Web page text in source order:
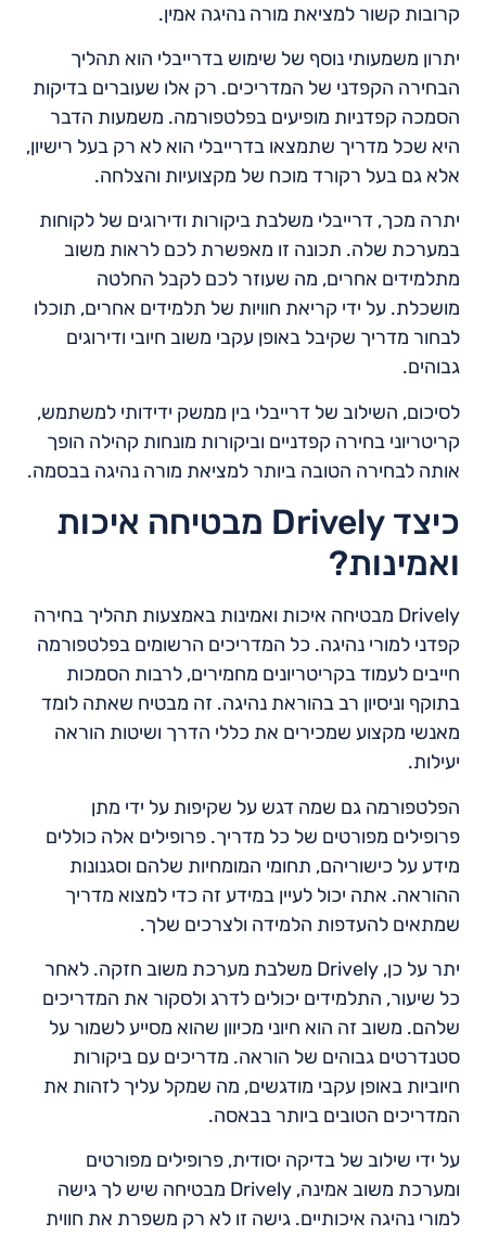
קרובות קשור למציאת מורה נהיגה אמין.
יתרון משמעותי נוסף של שימוש בדרייבלי הוא תהליך
הבחירה הקפדני של המדריכים. רק אלו שעוברים בדיקות
הסמכה קפדניות מופיעים בפלטפורמה. משמעות הדבר
היא שכל מדריך שתמצאו בדרייבלי הוא לא רק בעל רישיון,
אלא גם בעל רקורד מוכח של מקצועיות והצלחה.
יתרה מכך, דרייבלי משלבת ביקורות ודירוגים של לקוחות
במערכת שלה. תכונה זו מאפשרת לכם לראות משוב
מתלמידים אחרים, מה שעוזר לכם לקבל החלטה
מושכלת. על ידי קריאת חוויות של תלמידים אחרים, תוכלו
לבחור מדריך שקיבל באופן עקבי משוב חיובי ודירוגים
גבוהים.
לסיכום, השילוב של דרייבלי בין ממשק ידידותי למשתמש,
קריטריוני בחירה קפדניים וביקורות מונחות קהילה הופך
אותה לבחירה הטובה ביותר למציאת מורה נהיגה בבסמה.
כיצד Drively מבטיחה איכות
ואמינות?
Drively מבטיחה איכות ואמינות באמצעות תהליך בחירה
קפדני למורי נהיגה. כל המדריכים הרשומים בפלטפורמה
חייבים לעמוד בקריטריונים מחמירים, לרבות הסמכות
בתוקף וניסיון רב בהוראת נהיגה. זה מבטיח שאתה לומד
מאנשי מקצוע שמכירים את כללי הדרך ושיטות הוראה
יעילות.
הפלטפורמה גם שמה דגש על שקיפות על ידי מתן
פרופילים מפורטים של כל מדריך. פרופילים אלה כוללים
מידע על כישוריהם, תחומי המומחיות שלהם וסגנונות
ההוראה. אתה יכול לעיין במידע זה כדי למצוא מדריך
שמתאים להעדפות הלמידה ולצרכים שלך.
יתר על כן, Drively משלבת מערכת משוב חזקה. לאחר
כל שיעור, התלמידים יכולים לדרג ולסקור את המדריכים
שלהם. משוב זה הוא חיוני מכיוון שהוא מסייע לשמור על
סטנדרטים גבוהים של הוראה. מדריכים עם ביקורות
חיוביות באופן עקבי מודגשים, מה שמקל עליך לזהות את
המדריכים הטובים ביותר בבאסה.
על ידי שילוב של בדיקה יסודית, פרופילים מפורטים
ומערכת משוב אמינה, Drively מבטיחה שיש לך גישה
למורי נהיגה איכותיים. גישה זו לא רק משפרת את חווית